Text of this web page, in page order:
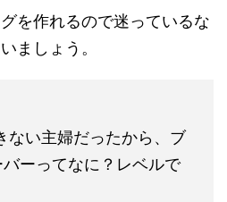
を作れるので迷っているな
ましょう。
ない主婦だったから、ブ
ーってなに？レベルで